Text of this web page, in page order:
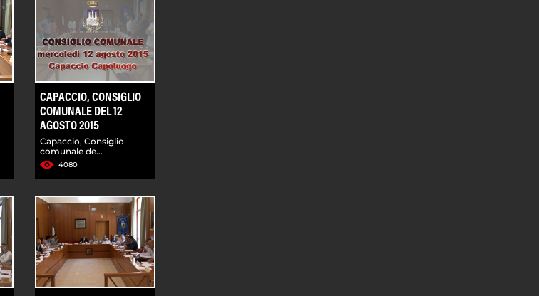
CAPACCIO, CONSIGLIO
COMUNALE DEL 12
AGOSTO 2015
Capaccio, Consiglio
comunale de...
4080